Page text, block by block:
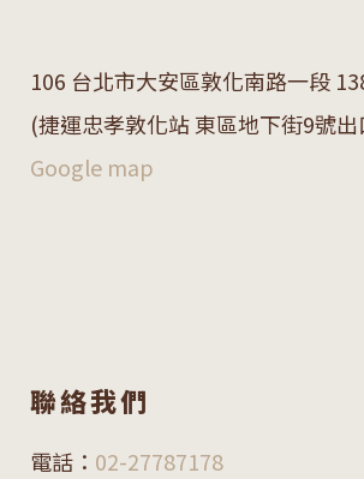
106 台北市大安區敦化南路一段
(捷運忠孝敦化站 東區地下街9號
Google map
聯絡我們
電話： 02-27787178